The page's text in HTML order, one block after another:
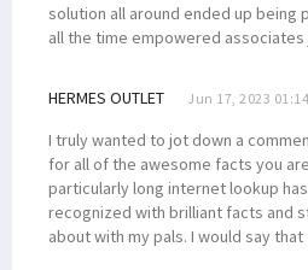
solution all around ended up being
all the time empowered associates
HERMES OUTLET Jun 17, 2023
I truly wanted to jot down a
for all of the awesome facts you
particularly long internet lookup
recognized with brilliant facts and
about with my pals. I would say that